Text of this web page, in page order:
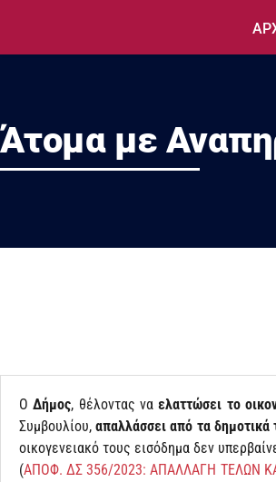
Άτομα με
ΟΔήμος, θέλοντας ναελαττώσει το
Συμβουλίου,απαλλάσσει από τα δημοτικά
οικογενειακό τους εισόδημα δεν
(ΑΠΟΦ. ΔΣ 356/2023: ΑΠΑΛΛΑΓΗ ΤΕΛΩΝ